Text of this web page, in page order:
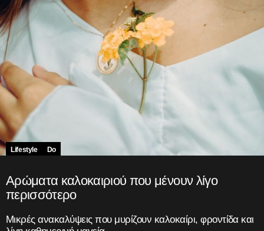
Lifestyle Do
Αρώματα καλοκαιριού που μένουν λίγο
περισσότερο
Μικρές ανακαλύψεις που μυρίζουν καλοκαίρι, φροντίδα και